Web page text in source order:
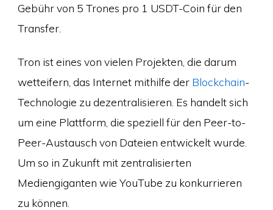
Gebühr von 5 Trones pro 1 USDT-Coin für den
Transfer.
Tron ist eines von vielen Projekten, die darum
wetteifern, das Internet mithilfe der Blockchain-
Technologie zu dezentralisieren. Es handelt sich
um eine Plattform, die speziell für den Peer-to-
Peer-Austausch von Dateien entwickelt wurde.
Um so in Zukunft mit zentralisierten
Mediengiganten wie YouTube zu konkurrieren
zu können.